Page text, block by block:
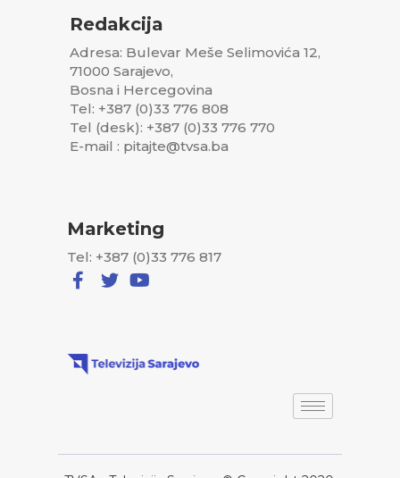
Redakcija
Adresa: Bulevar Meše Selimovića 12,
71000 Sarajevo,
Bosna i Hercegovina
Tel: +387 (0)33 776 808
Tel (desk): +387 (0)33 776 770
E-mail : pitajte@tvsa.ba
Marketing
Tel: +387 (0)33 776 817